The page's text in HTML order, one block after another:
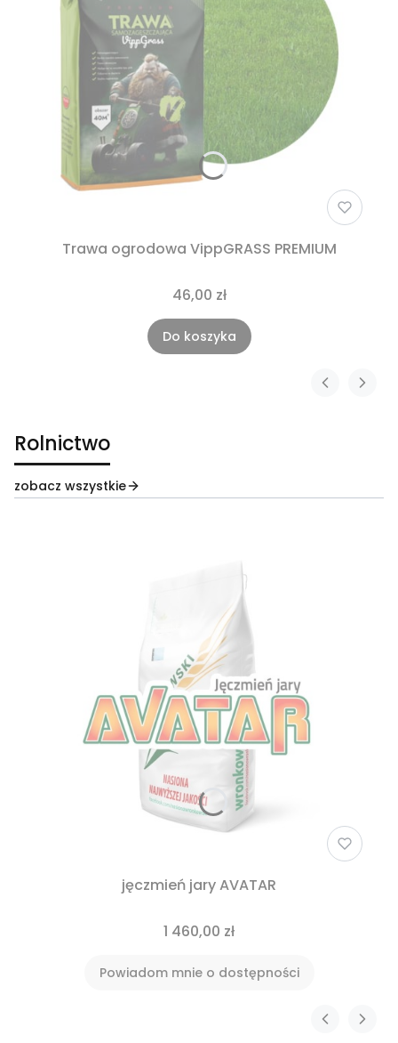
Trawa ogrodowa VippGRASS PREMIUM
46,00 zł
Do koszyka
Rolnictwo
zobacz wszystkie
jęczmień jary AVATAR
1 460,00 zł
Powiadom mnie o dostępności